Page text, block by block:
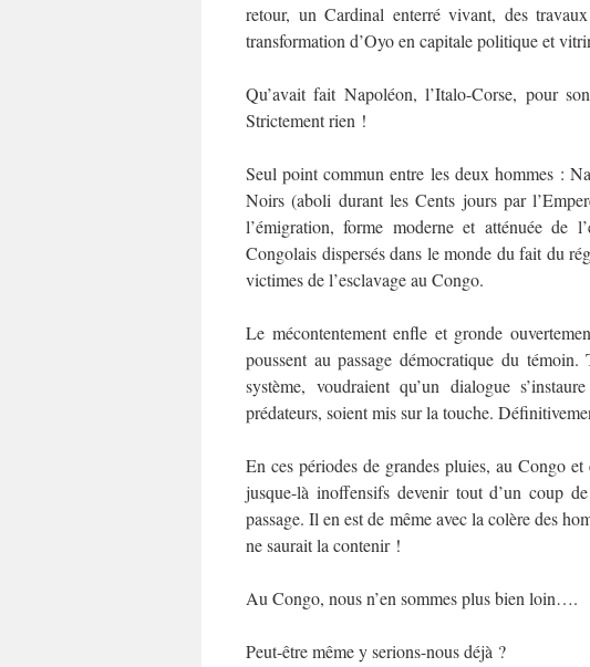
retour, un Cardinal enterré vivant, des
transformation d’Oyo en capitale politique et
Qu’avait fait Napoléon, l’Italo-Corse, pour
Strictement rien !
Seul point commun entre les deux hommes :
Noirs (aboli durant les Cents jours par
l’émigration, forme moderne et atténuée
Congolais dispersés dans le monde du fait du
victimes de l’esclavage au Congo.
Le mécontentement enfle et gronde
poussent au passage démocratique du
système, voudraient qu’un dialogue
prédateurs, soient mis sur la touche.
En ces périodes de grandes pluies, au Congo
jusque-là inoffensifs devenir tout d’un coup
passage. Il en est de même avec la colère des
ne saurait la contenir !
Au Congo, nous n’en sommes plus bien loin….
Peut-être même y serions-nous déjà ?